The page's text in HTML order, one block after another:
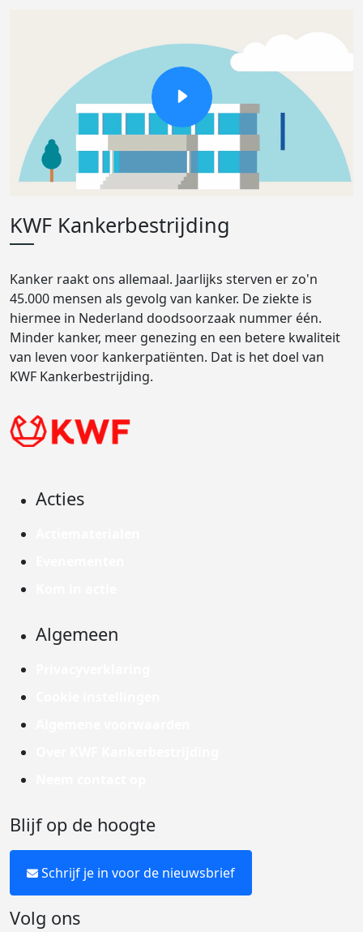
KWF Kankerbestrijding
Kanker raakt ons allemaal. Jaarlijks sterven er zo'n
45.000 mensen als gevolg van kanker. De ziekte is
hiermee in Nederland doodsoorzaak nummer één.
Minder kanker, meer genezing en een betere kwaliteit
van leven voor kankerpatiënten. Dat is het doel van
KWF Kankerbestrijding.
Acties
Algemeen
Blijf op de hoogte
Schrijf je in voor de nieuwsbrief
Volg ons